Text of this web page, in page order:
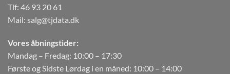
Tlf: 46 93 20 61
Mail: salg@tjdata.dk
Vores åbningstider:
Mandag – Fredag: 10:00 – 17:30
Første og Sidste Lørdag i en måned: 10:00 – 14:00